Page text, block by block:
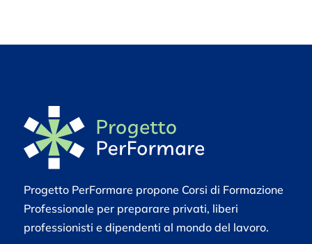
Progetto PerFormare propone Corsi di Formazione
Professionale per preparare privati, liberi
professionisti e dipendenti al mondo del lavoro.